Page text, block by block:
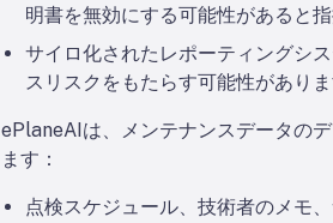
明書を無効にする可能性があると
サイロ化されたレポーティングシ
スリスクをもたらす可能性がありま
ePlaneAIは、メンテナンスデータの
ます：
点検スケジュール、技術者のメモ